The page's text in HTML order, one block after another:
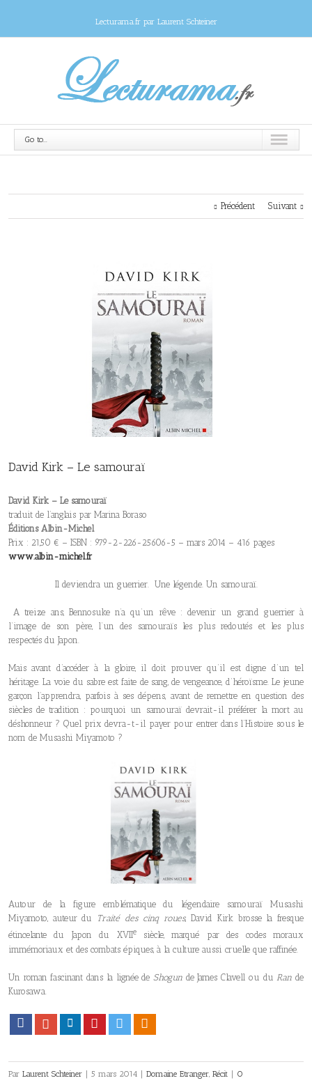
Lecturama.fr par Laurent Schteiner
Go to...
Précédent Suivant
David Kirk – Le samouraï
David Kirk – Le samouraï
traduit de l’anglais par Marina Boraso
Éditions Albin-Michel
Prix : 21,50 € – ISBN : 979-2-226-25606-5 – mars 2014 – 416 pages
www.albin-michel.fr
Il deviendra un guerrier. Une légende. Un samouraï.
A treize ans, Bennosuke n’a qu’un rêve : devenir un grand guerrier à
l’image de son père, l’un des samouraïs les plus redoutés et les plus
respectés du Japon.
Mais avant d’accéder à la gloire, il doit prouver qu’il est digne d’un tel
héritage. La voie du sabre est faite de sang, de vengeance, d’héroïsme. Le jeune
garçon l’apprendra, parfois à ses dépens, avant de remettre en question des
siècles de tradition : pourquoi un samouraï devrait-il préférer la mort au
déshonneur ? Quel prix devra-t-il payer pour entrer dans l’Histoire sous le
nom de Musashi Miyamoto ?
Autour de la figure emblématique du légendaire samouraï Musashi
Miyamoto, auteur du
Traité des cinq roues, David Kirk brosse la fresque
étincelante du Japon du XVIIesiècle, marqué par des codes moraux
immémoriaux et des combats épiques, à la culture aussi cruelle que raffinée.
Un roman fascinant dans la lignée de Shogun de James Clavell ou du Ran de
Kurosawa.
Facebook Google+
Par Laurent Schteiner | 5 mars 2014 | Domaine Etranger Récit | 0